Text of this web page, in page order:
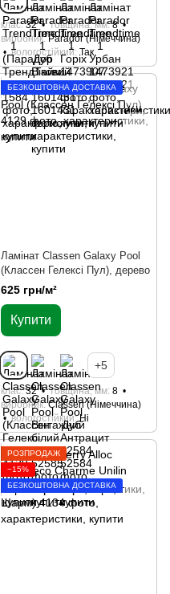
клас 32 товщина, мм 8
виробник Parador (Німеччина)
вологостійкий Так
БЕЗКОШТОВНА ДОСТАВКА
Ламінат Classen Galaxy Pool
(Классен Гелексі Пул), дерево
625 грн/м²
Купити
+5
клас 32 товщина, мм 8
виробник Classen (Німеччина)
вологостійкий Ні
РОЗПРОДАЖ
−15%
БЕЗКОШТОВНА ДОСТАВКА